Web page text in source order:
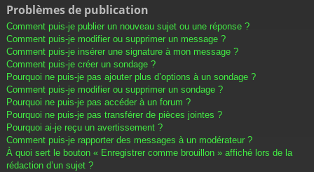
Problèmes de publication
Comment puis-je publier un nouveau sujet ou une réponse ?
Comment puis-je modifier ou supprimer un message ?
Comment puis-je insérer une signature à mon message ?
Comment puis-je créer un sondage ?
Pourquoi ne puis-je pas ajouter plus d’options à un sondage ?
Comment puis-je modifier ou supprimer un sondage ?
Pourquoi ne puis-je pas accéder à un forum ?
Pourquoi ne puis-je pas transférer de pièces jointes ?
Pourquoi ai-je reçu un avertissement ?
Comment puis-je rapporter des messages à un modérateur ?
À quoi sert le bouton « Enregistrer comme brouillon » affiché lors de la
rédaction d’un sujet ?